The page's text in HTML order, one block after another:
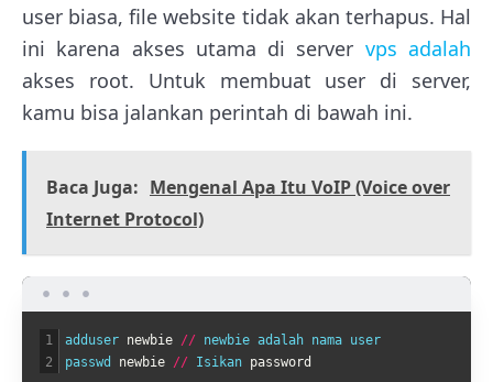
user biasa, file website tidak akan terhapus. Hal
ini karena akses utama di server vps adalah
akses root. Untuk membuat user di server,
kamu bisa jalankan perintah di bawah ini.
Baca Juga: Mengenal Apa Itu VoIP (Voice over
Internet Protocol)
1
2
adduser newbie // newbie adalah nama user
passwd newbie // Isikan password